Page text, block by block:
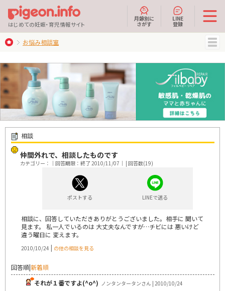
はじめての妊娠・育児情報サイト
月齢別に
さがす
LINE
登録
お悩み相談室
相談
仲間外れで、相談したものです
カテゴリー：｜回答期限：終了 2010/11/07｜ | 回答数(19)
ポストする LINEで送る
相談に、回答していただきありがとうございました。相手に 聞いて
見ます。 私一人でいるのは 大丈夫なんですが…チビには 悪いけど
違う曜日に 変えます。
2010/10/24 | の他の相談を見る
回答順|新着順
それが１番ですよ(^o^) ノンタンタータンさん | 2010/10/24